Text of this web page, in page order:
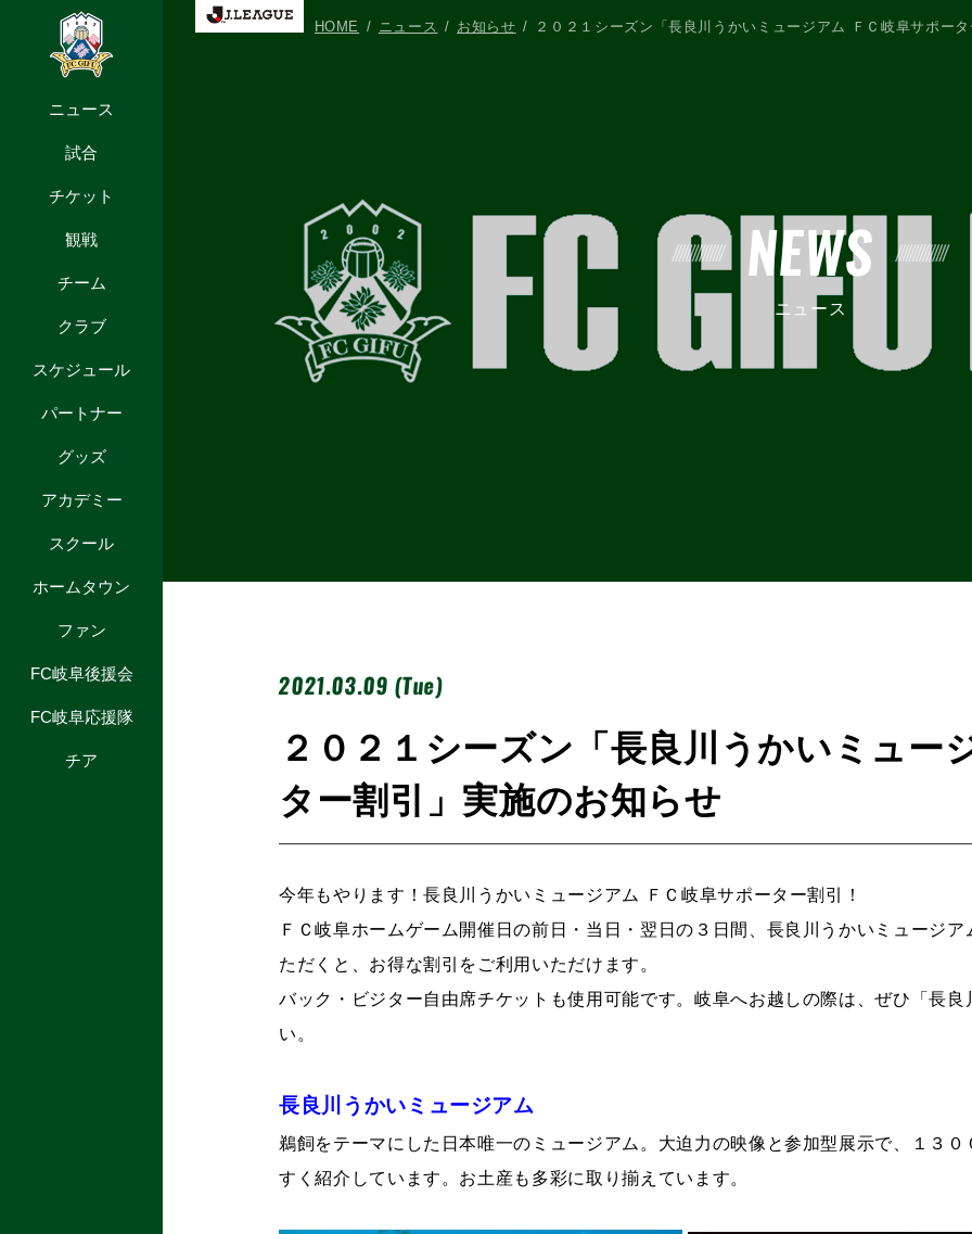
ニュース
試合
チケット
観戦
チーム
クラブ
スケジュール
パートナー
グッズ
アカデミー
スクール
ホームタウン
ファン
FC岐阜後援会
FC岐阜応援隊
チア
NEWS
ニュース
HOME ニュース お知らせ ２０２１シーズン「長良川うかいミュージアム ＦＣ岐阜サポー
2021.03.09 (Tue)
２０２１シーズン「長良川うかいミュー
ター割引」実施のお知らせ
今年もやります！長良川うかいミュージアム ＦＣ岐阜サポーター割引！
ＦＣ岐阜ホームゲーム開催日の前日・当日・翌日の３日間、長良川うかいミュージ
ただくと、お得な割引をご利用いただけます。
バック・ビジター自由席チケットも使用可能です。岐阜へお越しの際は、ぜひ「長
い。
長良川うかいミュージアム
鵜飼をテーマにした日本唯一のミュージアム。大迫力の映像と参加型展示で、１３
すく紹介しています。お土産も多彩に取り揃えています。